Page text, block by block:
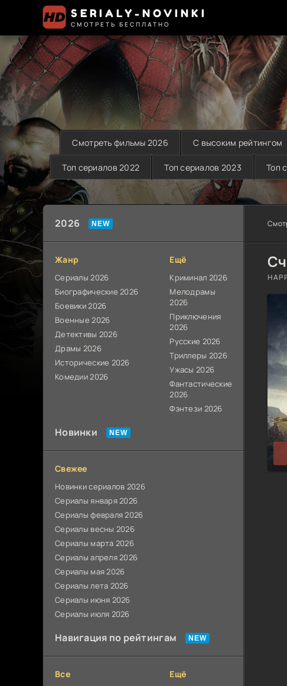
SERIALY-NOVINKI
СМОТРЕТЬ БЕСПЛАТНО
Смотреть фильмы 2026 С высоким рейтингом
Топ сериалов 2022 Топ сериалов 2023 Топ
2026
Жанр
Сериалы 2026
Биографические 2026
Боевики 2026
Военные 2026
Детективы 2026
Драмы 2026
Исторические 2026
Комедии 2026
Ещё
Криминал 2026
Мелодрамы
2026
Приключения
2026
Русские 2026
Триллеры 2026
Ужасы 2026
Фантастические
2026
Фэнтези 2026
Новинки
Свежее
Новинки сериалов 2026
Сериалы января 2026
Сериалы февраля 2026
Сериалы весны 2026
Сериалы марта 2026
Сериалы апреля 2026
Сериалы мая 2026
Сериалы лета 2026
Сериалы июня 2026
Сериалы июля 2026
Навигация по рейтингам
Все Ещё